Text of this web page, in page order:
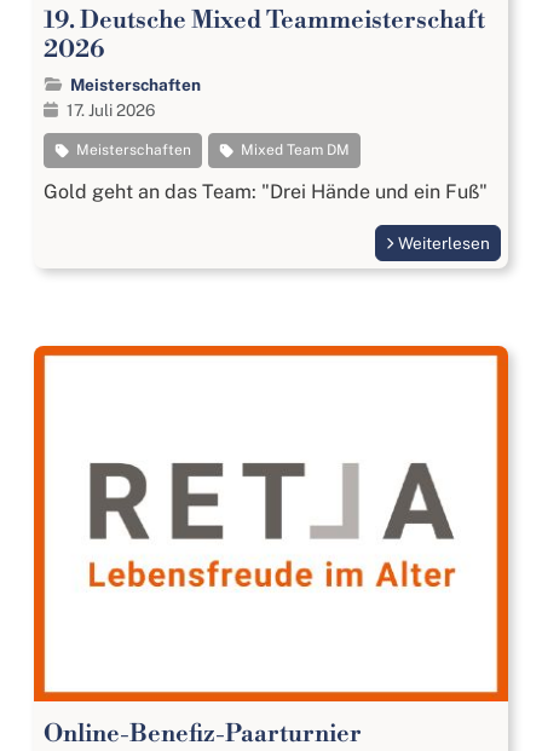
19. Deutsche Mixed Teammeisterschaft
2026
Meisterschaften
17. Juli 2026
Meisterschaften Mixed Team DM
Gold geht an das Team: "Drei Hände und ein Fuß"
Weiterlesen
Online-Benefiz-Paarturnier